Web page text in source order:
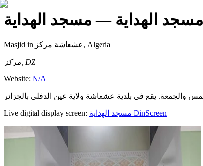
مسجد الهداية — مسجد الهداية
Masjid in عشعاشة مركز, Algeria
مركز, DZ
Website: N/A
Live digital display screen: مسجد الهداية DinScreen